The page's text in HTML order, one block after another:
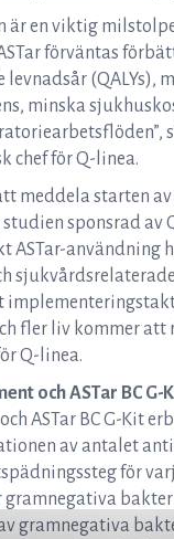
är en viktig
förväntas
(QALYs),
minska
chef för Q-linea.
meddela starten
sponsrad av
ASTar-användning
fler liv kommer att
Q-linea.
och ASTar BC G-
ASTar BC G-Kit
av antalet
för
gramnegativa
gramnegativa